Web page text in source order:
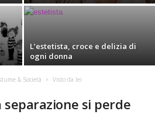
L’estetista, croce e delizia di
ogni donna
& Società Visto da lei
separazione si perde